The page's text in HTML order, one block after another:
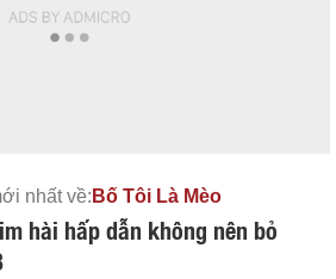
nhất về: Bố Tôi Là Mèo
hài hấp dẫn không nên bỏ